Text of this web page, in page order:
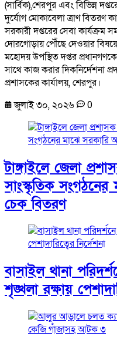
(সার্বিক),শেরপুর এবং বিভিন্ন
দুর্যোগ মোকাবেলা ত্রাণ বিতরণ
সরকারী দপ্তরের সেবা কার্যক্রম
দোরগোড়ায় পৌঁছে দেওয়ার বিষয়ে
মহোদয় উপস্থিত দপ্তর প্রধানগণকে
সাথে কাজ করার দিকনির্দেশনা
প্রশাসকের কার্যালয়, শেরপুর।
জুলাই ৩০, ২০২৬
0
টাঙ্গাইলে জেলা
সাংস্কৃতিক সংগঠনের
চেক বিতরণ
বাসাইল থানা
শৃঙ্খলা রক্ষায়